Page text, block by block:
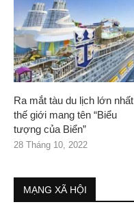
Ra mắt tàu du lịch lớn nhất
thế giới mang tên “Biểu
tượng của Biển”
28 Tháng 10, 2022
MẠNG XÃ HỘI